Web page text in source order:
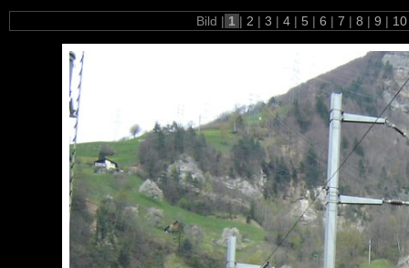
Bild | 1 | 2 | 3 | 4 | 5 | 6 | 7 | 8 | 9 |